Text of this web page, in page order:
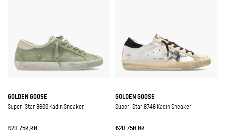
GOLDEN GOOSE
Super-Star 8600 Kadın Sneaker
₺28.750,00
GOLDEN GOOSE
Super-Star 8746 Kadın Sneaker
₺28.750,00